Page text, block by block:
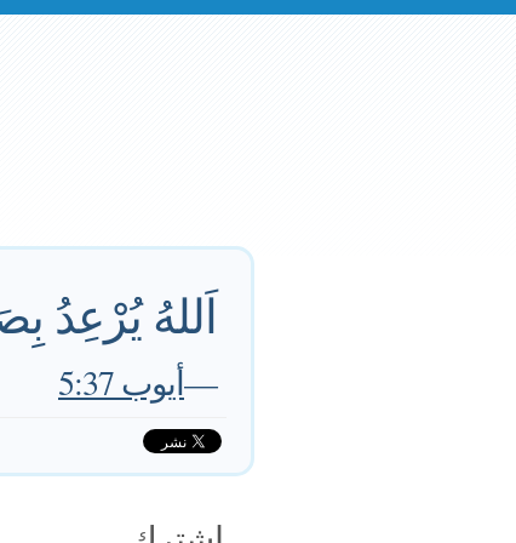
اَللهُ يُرْعِدُ
—أيوب 5:37